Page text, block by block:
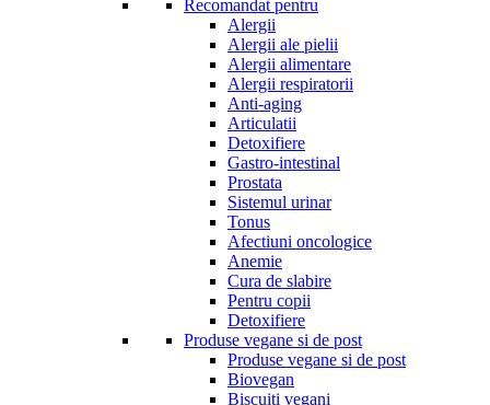
Recomandat pentru
Alergii
Alergii ale pielii
Alergii alimentare
Alergii respiratorii
Anti-aging
Articulatii
Detoxifiere
Gastro-intestinal
Prostata
Sistemul urinar
Tonus
Afectiuni oncologice
Anemie
Cura de slabire
Pentru copii
Detoxifiere
Produse vegane si de post
Produse vegane si de post
Biovegan
Biscuiti vegani